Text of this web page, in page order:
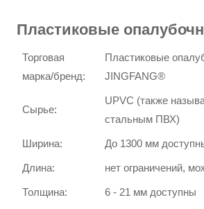
Пластиковые
Торговая
марка/бренд:
Пластиковые
JINGFANG®
Сырье:
UPVC (также
стальным ПВХ)
Ширина: До 1300 мм
Длина: нет ограничений,
Толщина: 6 - 21 мм доступны